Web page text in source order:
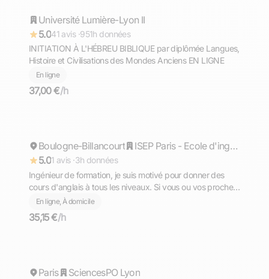
Répond rapidement
Université Lumière-Lyon II
5.041 avis ·951h données
INITIATION À L'HÉBREU BIBLIQUE par diplômée Langues,
Histoire et Civilisations des Mondes Anciens EN LIGNE
En ligne
37,00 €/h
Répond rapidement
Boulogne-Billancourt
ISEP Paris - Ecole d'ingénieurs du numérique
5.01 avis ·3h données
Ingénieur de formation, je suis motivé pour donner des
cours d'anglais à tous les niveaux. Si vous ou vos proches
souhaitez améliorer vos conversations en anglais au sein
d'emploi, n'hésitez pas à me contacter.
En ligne, À domicile
35,15 €/h
Paris SciencesPO Lyon